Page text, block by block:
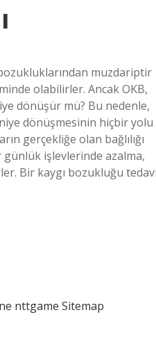
muzdariptir
olabilirler. Ancak OKB,
dönüşür mü? Bu nedenle,
dönüşmesinin hiçbir yolu
gerçekliğe olan bağlılığı
işlevlerinde azalma,
Bir kaygı bozukluğu tedavi
nttgame Sitemap